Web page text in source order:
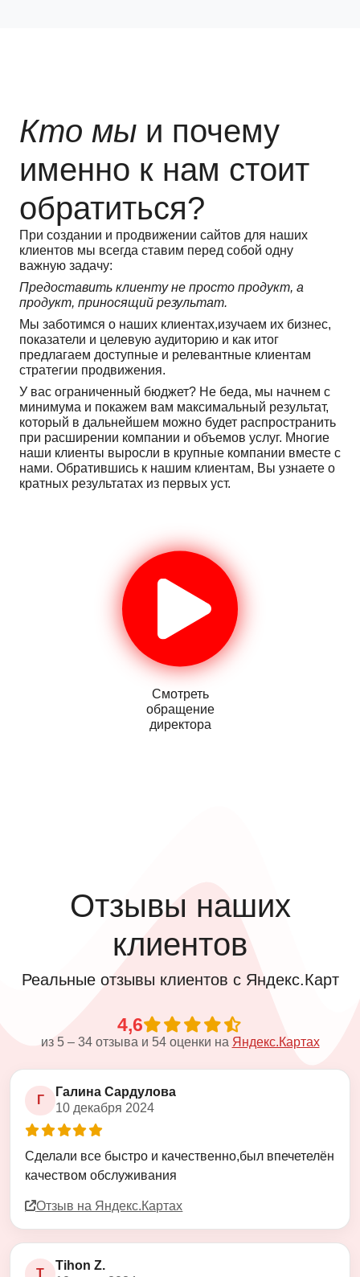
Кто мы и почему
именно к нам стоит
обратиться?
При создании и продвижении сайтов для наших
клиентов мы всегда ставим перед собой одну
важную задачу:
Предоставить клиенту не просто продукт, а
продукт, приносящий результат.
Мы заботимся о наших клиентах,изучаем их бизнес,
показатели и целевую аудиторию и как итог
предлагаем доступные и релевантные клиентам
стратегии продвижения.
У вас ограниченный бюджет? Не беда, мы начнем с
минимума и покажем вам максимальный результат,
который в дальнейшем можно будет распространить
при расширении компании и объемов услуг. Многие
наши клиенты выросли в крупные компании вместе с
нами. Обратившись к нашим клиентам, Вы узнаете о
кратных результатах из первых уст.
Смотреть
обращение
директора
Отзывы наших
клиентов
Реальные отзывы клиентов с Яндекс.Карт
4,6
из 5– 34отзыва и 54оценки на Яндекс.Картах
Г
Галина Сардулова
10 декабря 2024
Сделали все быстро и качественно,был впечетелён
качеством обслуживания
Отзыв на Яндекс.Картах
T
Tihon Z.